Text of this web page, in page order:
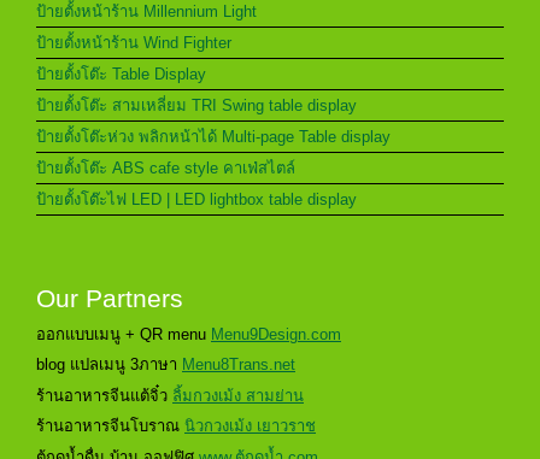
ป้ายตั้งหน้าร้าน Millennium Light
ป้ายตั้งหน้าร้าน Wind Fighter
ป้ายตั้งโต๊ะ Table Display
ป้ายตั้งโต๊ะ สามเหลี่ยม TRI Swing table display
ป้ายตั้งโต๊ะห่วง พลิกหน้าได้ Multi-page Table display
ป้ายตั้งโต๊ะ ABS cafe style คาเฟ่สไตล์
ป้ายตั้งโต๊ะไฟ LED | LED lightbox table display
Our Partners
ออกแบบเมนู + QR menu Menu9Design.com
blog แปลเมนู 3ภาษา Menu8Trans.net
ร้านอาหารจีนแต้จิ๋ว ลิ้มกวงเม้ง สามย่าน
ร้านอาหารจีนโบราณ นิวกวงเม้ง เยาวราช